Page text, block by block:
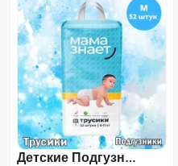
Детские Подгузники, Мама Знает От 1 До 6